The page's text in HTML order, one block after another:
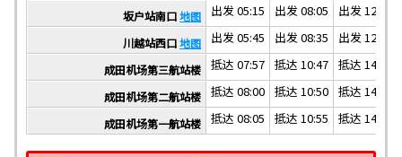
坂户站南口地图 出发 05:15 出发 08:05 出发 12:00
川越站西口地图 出发 05:45 出发 08:35 出发 12:30
成田机场第三航站楼 抵达 07:57 抵达 10:47 抵达 14:37
成田机场第二航站楼 抵达 08:00 抵达 10:50 抵达 14:40
成田机场第一航站楼 抵达 08:05 抵达 10:55 抵达 14:45